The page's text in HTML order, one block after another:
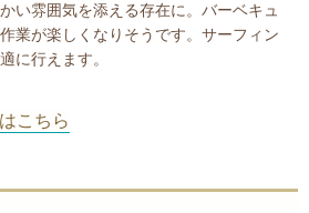
い雰囲気を添える存在に。バーベキュ
業が楽しくなりそうです。サーフィン
に行えます。
こちら